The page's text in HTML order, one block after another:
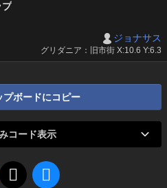
プ
ジョナサス
グリダニア：旧市街 X:10.6 Y:6.3
プボードにコピー
コード表示